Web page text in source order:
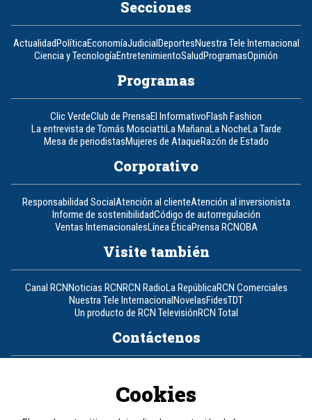
Secciones
ActualidadPolíticaEconomíaJudicialDeportesNuestra Tele Internacional
Ciencia y TecnologíaEntretenimientoSaludProgramasOpinión
Programas
Clic VerdeClub de PrensaEl InformativoFlash Fashion
La entrevista de Tomás MosciattiLa MañanaLa NocheLa Tarde
Mesa de periodistasMujeres de AtaqueRazón de Estado
Corporativo
Responsabilidad SocialAtención al clienteAtención al inversionista
Informe de sostenibilidadCódigo de autorregulación
Ventas InternacionalesLínea ÉticaPrensa RCNOBA
Visite también
Canal RCNNoticias RCNRCN RadioLa RepúblicaRCN Comerciales
Nuestra Tele InternacionalNovelasFidesTDT
Un producto de RCN TelevisiónRCN Total
Contáctenos
Cookies